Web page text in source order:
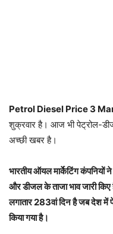
Petrol Diesel Price 3
शुक्रवार है। आज भी पेट्रोल-
अच्छी खबर है।
भारतीय ऑयल मार्केटिंग कंपनियों
और डीजल के ताजा भाव जारी
लगातार 283वां दिन है जब देश में
किया गया है।